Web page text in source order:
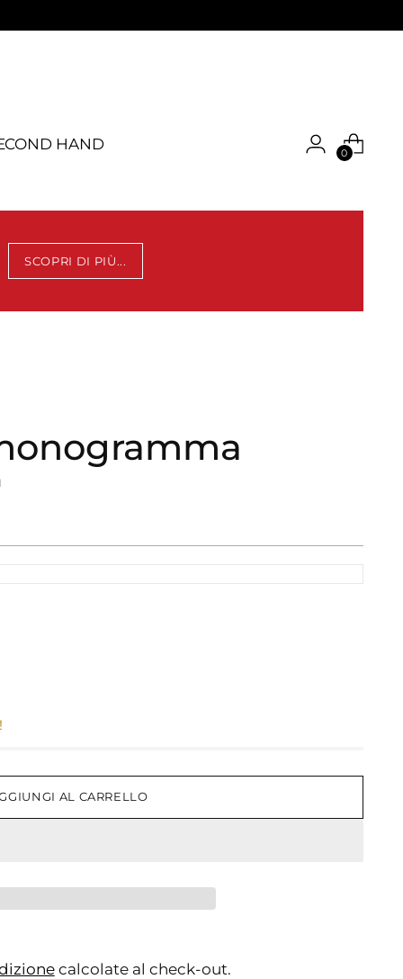
HAND
0
SCOPRI DI PIÙ...
AL CARRELLO
calcolate al check-out.